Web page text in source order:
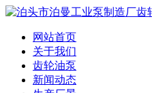
网站首页
关于我们
齿轮油泵
新闻动态